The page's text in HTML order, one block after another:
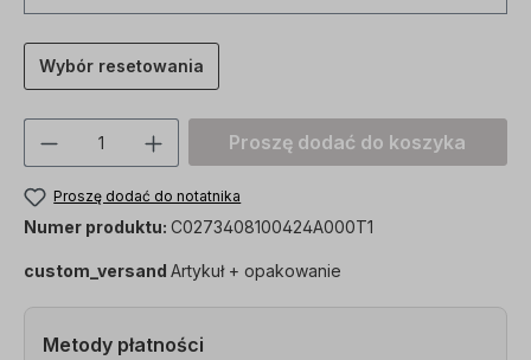
Wybór resetowania
Ilość produktu: Proszę wprowadzić
Proszę dodać do koszyka
Proszę dodać do notatnika
Numer produktu: C0273408100424A000T1
custom_versand Artykuł + opakowanie
Metody płatności